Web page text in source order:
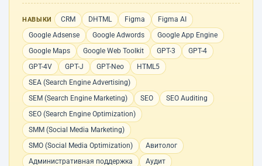
НАВЫКИ CRM DHTML Figma
Figma AI
Google Adsense
Google Adwords
Google App Engine
Google Maps
Google Web Toolkit GPT-3
GPT-4
GPT-4V
GPT-J GPT-Neo
HTML5
SEA (Search Engine Advertising)
SEM (Search Engine Marketing)
SEO
SEO Auditing
SEO (Search Engine Optimization)
SMM (Social Media Marketing)
SMO (Social Media Optimization)
Авитолог
Административная поддержка
Аудит